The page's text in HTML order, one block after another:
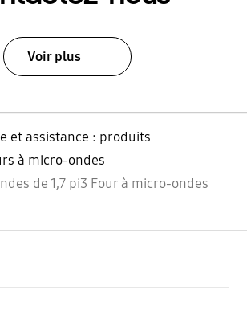
Voir plus
et assistance : produits
à micro-ondes
de 1,7 pi3 Four à micro-ondes